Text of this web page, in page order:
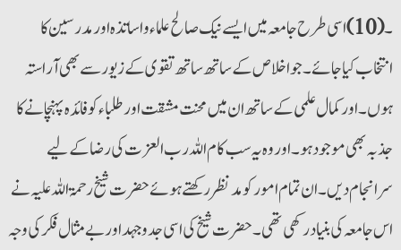
۔(10)
اسی طرح جامعہ میں ایسے نیک صالح علماء و اساتذہ اور مدرسین کا
انتخاب کیا جائے۔ جو اخلاص کے ساتھ ساتھ تقوی کے زیور سے بھی آراستہ
ہوں۔ اورکمال علمی کے ساتھ ان میں محنت مشقت اورطلباء کو فائدہ پہنچانے کا
جذبہ بھی موجود ہو۔ اوروہ یہ سب کام اللہ رب العزت کی رضا کے لیے
سرانجام دیں۔ ان تمام امورکو مد نظر رکھتے ہوئے حضرت شیخ رحمۃ اللہ علیہ نے
اس جامعہ کی بنیاد رکھی تھی۔ حضرت شیخ کی اسی جدوجہد اور بے مثال فکر کی وجہ